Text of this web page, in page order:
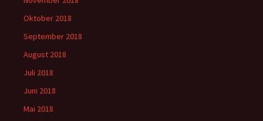
Oktober 2018
September 2018
August 2018
Juli 2018
Juni 2018
Mai 2018